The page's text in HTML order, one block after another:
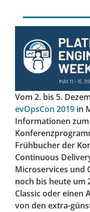
Vom 2. bis 5.
evOpsCon 2019 in
Informationen
Frühbucher der
Continuous
Microservices und
noch bis heute um
Classic oder einen
von den extra-